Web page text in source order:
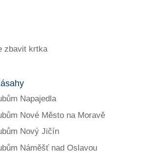
zbavit krtka
Napajedla
Nové Město na Moravě
Nový Jičín
Náměšť nad Oslavou